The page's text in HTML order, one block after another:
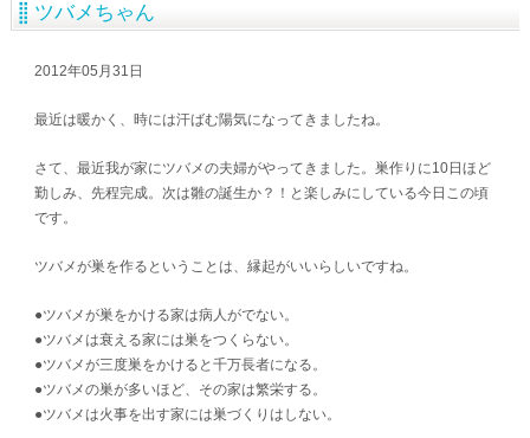
ツバメちゃん
2012年05月31日
最近は暖かく、時には汗ばむ陽気になってきましたね。
さて、最近我が家にツバメの夫婦がやってきました。巣作りに10日ほど
勤しみ、先程完成。次は雛の誕生か？！と楽しみにしている今日この頃
です。
ツバメが巣を作るということは、縁起がいいらしいですね。
●ツバメが巣をかける家は病人がでない。
●ツバメは衰える家には巣をつくらない。
●ツバメが三度巣をかけると千万長者になる。
●ツバメの巣が多いほど、その家は繁栄する。
●ツバメは火事を出す家には巣づくりはしない。